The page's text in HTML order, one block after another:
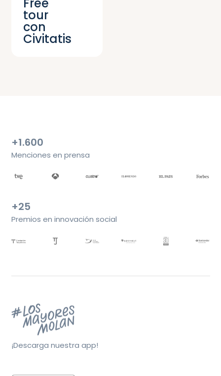
tour
con
Civitatis
+1.600
Menciones en prensa
+25
Premios en innovación social
¡Descarga nuestra app!